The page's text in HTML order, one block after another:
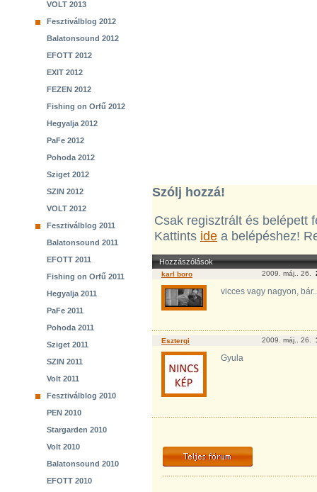
VOLT 2013
Fesztiválblog 2012
Balatonsound 2012
EFOTT 2012
EXIT 2012
FEZEN 2012
Fishing on Orfű 2012
Hegyalja 2012
PaFe 2012
Pohoda 2012
Sziget 2012
SZIN 2012
VOLT 2012
Fesztiválblog 2011
Balatonsound 2011
EFOTT 2011
Fishing on Orfű 2011
Hegyalja 2011
PaFe 2011
Pohoda 2011
Sziget 2011
SZIN 2011
Volt 2011
Fesztiválblog 2010
PEN 2010
Stargarden 2010
Volt 2010
Balatonsound 2010
EFOTT 2010
Szólj hozzá!
Csak regisztrált és belépett
Kattints ide a belépéshez!
Hozzászólások
karl boro 2009. máj.. 26.
vicces vagy nagyon,
Esztergi 2009. máj.. 26.
Gyula